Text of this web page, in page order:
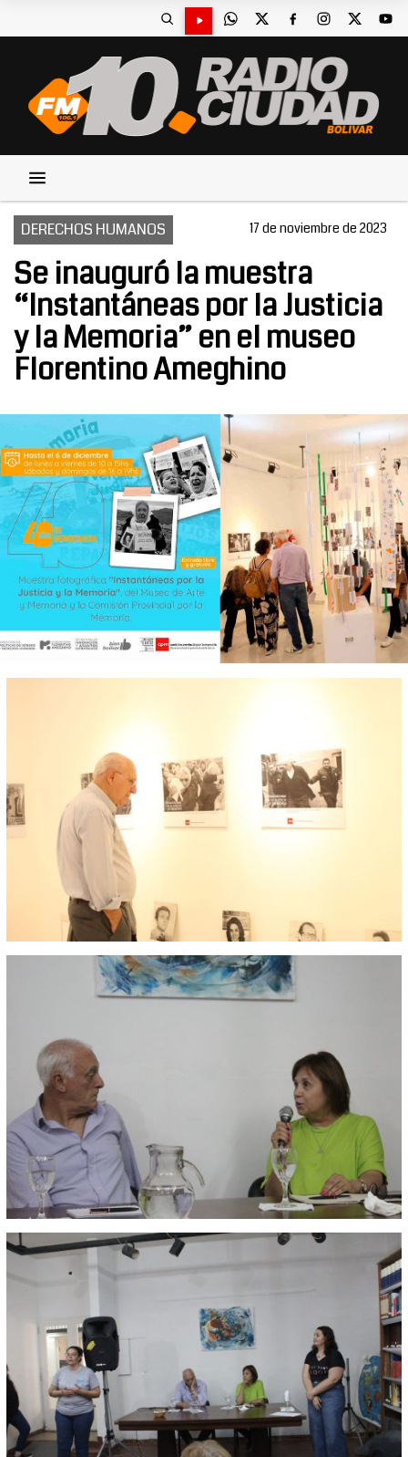
DERECHOS HUMANOS 17 de noviembre de 2023
Se inauguró la muestra
“Instantáneas por la Justicia
y la Memoria” en el museo
Florentino Ameghino